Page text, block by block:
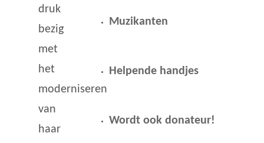
druk
bezig
met
het
moderniseren
van
haar
Muzikanten
Helpende handjes
Wordt ook donateur!